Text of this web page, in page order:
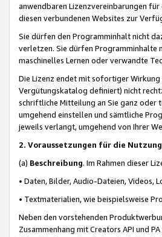
anwendbaren Lizenzvereinbarungen
diesen verbundenen Websites zur
Sie dürfen den Programminhalt nicht
verletzen. Sie dürfen Programminhalte
maschinelles Lernen oder verwandte
Die Lizenz endet mit sofortiger
Vergütungskatalog definiert) nicht
schriftliche Mitteilung an Sie ganz oder
umgehend einstellen und sämtliche
jeweils verlangt, umgehend von Ihrer
2. Voraussetzungen für die
(a) Beschreibung. Im Rahmen dieser
• Daten, Bilder, Audio-Dateien, Videos,
• Textmaterialien, wie beispielsweise
Neben den vorstehenden
Zusammenhang mit Creators API und